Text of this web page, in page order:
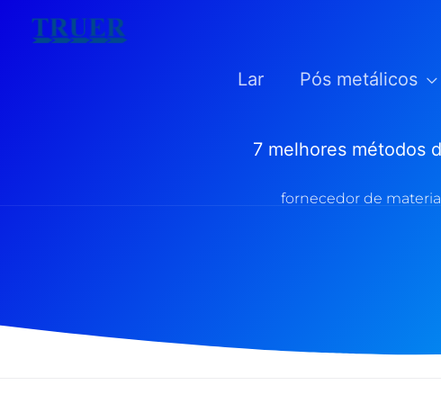
para
Lar Pós metálicos
7 melhores métodos
fornecedor de